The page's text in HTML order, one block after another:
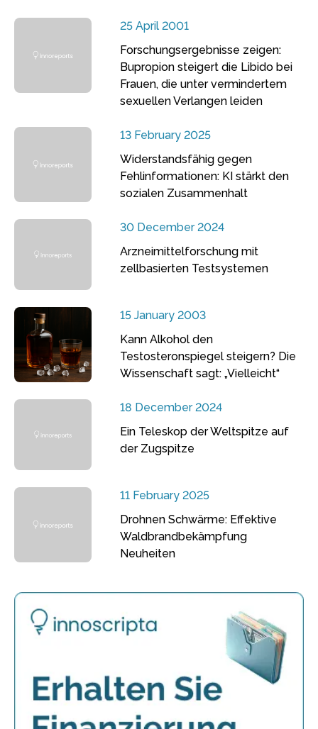
25 April 2001
Forschungsergebnisse zeigen:
Bupropion steigert die Libido bei
Frauen, die unter vermindertem
sexuellen Verlangen leiden
13 February 2025
Widerstandsfähig gegen
Fehlinformationen: KI stärkt den
sozialen Zusammenhalt
30 December 2024
Arzneimittelforschung mit
zellbasierten Testsystemen
15 January 2003
Kann Alkohol den
Testosteronspiegel steigern? Die
Wissenschaft sagt: „Vielleicht“
18 December 2024
Ein Teleskop der Weltspitze auf
der Zugspitze
11 February 2025
Drohnen Schwärme: Effektive
Waldbrandbekämpfung
Neuheiten